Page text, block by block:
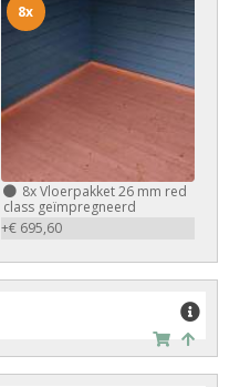
8xVloerpakket 26 mm red
class geïmpregneerd
+€ 695,60
8x